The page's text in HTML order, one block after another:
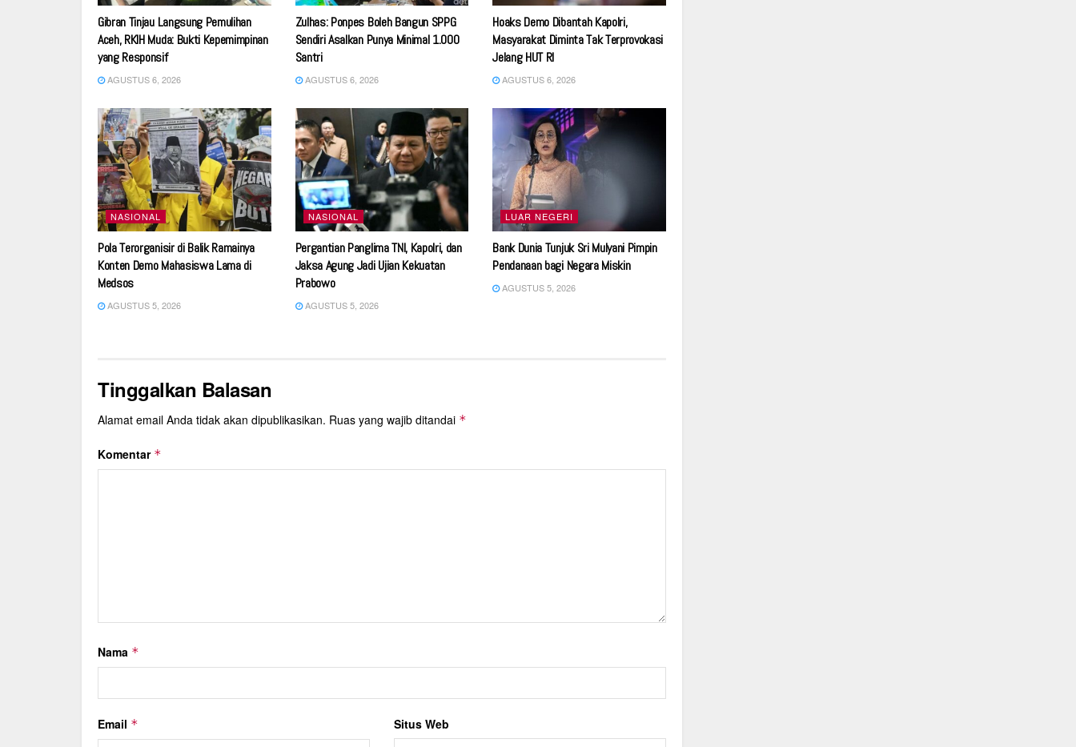
Gibran Tinjau Langsung Pemulihan
Aceh, RKIH Muda: Bukti Kepemimpinan
yang Responsif
AGUSTUS 6, 2026
Zulhas: Ponpes Boleh Bangun SPPG
Sendiri Asalkan Punya Minimal 1.000
Santri
AGUSTUS 6, 2026
Hoaks Demo Dibantah Kapolri,
Masyarakat Diminta Tak Terprovokasi
Jelang HUT RI
AGUSTUS 6, 2026
NASIONAL
Pola Terorganisir di Balik Ramainya
Konten Demo Mahasiswa Lama di
Medsos
AGUSTUS 5, 2026
NASIONAL
Pergantian Panglima TNI, Kapolri, dan
Jaksa Agung Jadi Ujian Kekuatan
Prabowo
AGUSTUS 5, 2026
LUAR NEGERI
Bank Dunia Tunjuk Sri Mulyani Pimpin
Pendanaan bagi Negara Miskin
AGUSTUS 5, 2026
Tinggalkan Balasan
Alamat email Anda tidak akan dipublikasikan. Ruas yang wajib ditandai *
Komentar *
Nama *
Email * Situs Web